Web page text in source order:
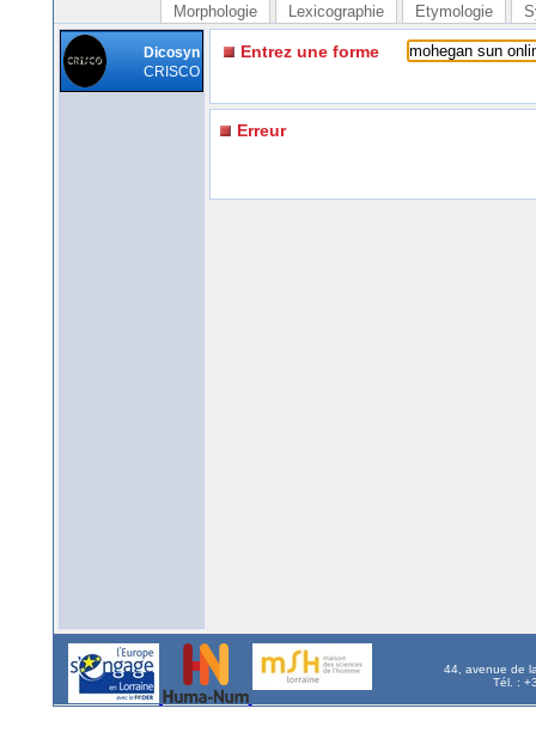
Morphologie Lexicographie Etymologie
Dicosyn
CRISCO
Entrez une forme
Erreur
44, avenue de
Tél. :